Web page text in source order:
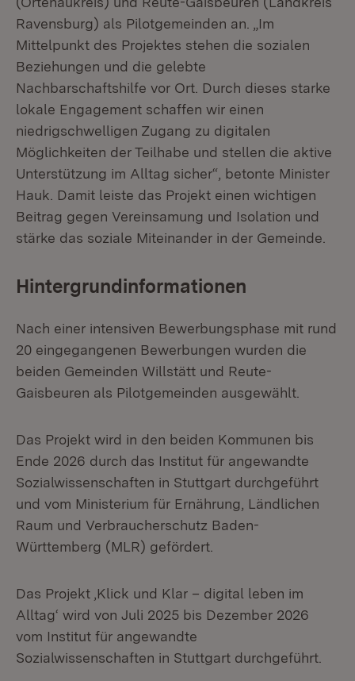
Ravensburg) als Pilotgemeinden an. „Im
Mittelpunkt des Projektes stehen die sozialen
Beziehungen und die gelebte
Nachbarschaftshilfe vor Ort. Durch dieses starke
lokale Engagement schaffen wir einen
niedrigschwelligen Zugang zu digitalen
Möglichkeiten der Teilhabe und stellen die aktive
Unterstützung im Alltag sicher“, betonte Minister
Hauk. Damit leiste das Projekt einen wichtigen
Beitrag gegen Vereinsamung und Isolation und
stärke das soziale Miteinander in der Gemeinde.
Hintergrundinformationen
Nach einer intensiven Bewerbungsphase mit rund
20 eingegangenen Bewerbungen wurden die
beiden Gemeinden Willstätt und Reute-
Gaisbeuren als Pilotgemeinden ausgewählt.
Das Projekt wird in den beiden Kommunen bis
Ende 2026 durch das Institut für angewandte
Sozialwissenschaften in Stuttgart durchgeführt
und vom Ministerium für Ernährung, Ländlichen
Raum und Verbraucherschutz Baden-
Württemberg (MLR) gefördert.
Das Projekt ‚Klick und Klar – digital leben im
Alltag‘ wird von Juli 2025 bis Dezember 2026
vom Institut für angewandte
Sozialwissenschaften in Stuttgart durchgeführt.